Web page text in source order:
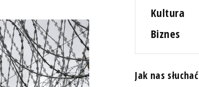
Kultura
Biznes
Jak nas słuchać